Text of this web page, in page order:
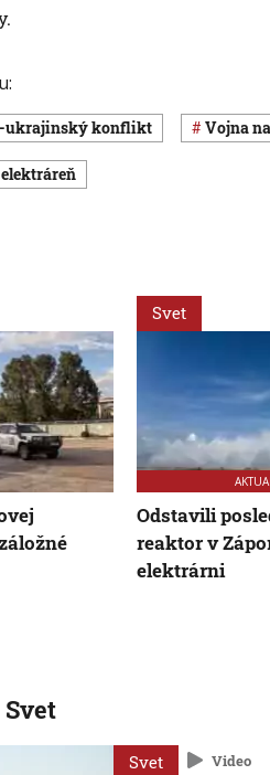
ukrajinský konflikt vojna
elektráreň
Svet
Odstavili
reaktor v
elektrárni
Svet Video